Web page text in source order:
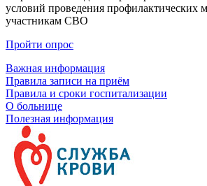
условий проведения профилактических
участникам СВО
Пройти опрос
Важная информация
Правила записи на приём
Правила и сроки госпитализации
О больнице
Полезная информация